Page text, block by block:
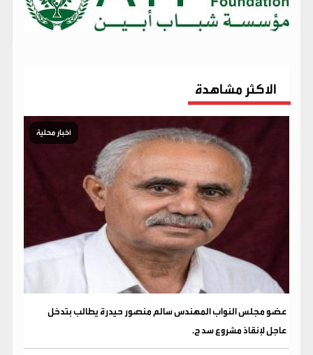
الاكثر مشاهدة
أخبار محلية
عضو مجلس النواب المهندس سالم منصور حيدرة يطالب بتدخل
عاجل لإنقاذ مشروع سد ح.